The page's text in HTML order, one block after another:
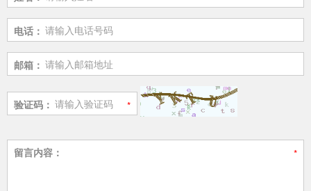
电话：
邮箱：
验证码：
留言内容：